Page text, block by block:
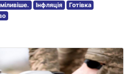
Інфляція
Готівка